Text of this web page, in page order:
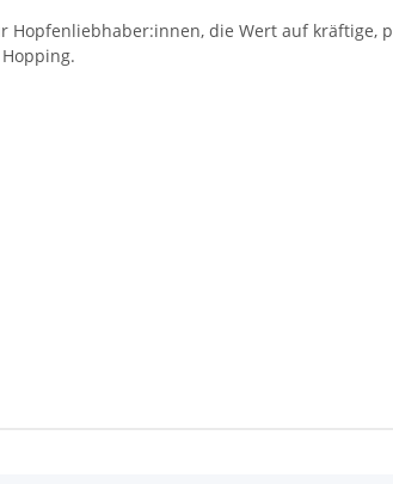
Hopfenliebhaber:innen, die Wert auf